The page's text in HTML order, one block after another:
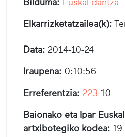
Elkarrizketatzailea(k):
Data: 2014-10-24
Iraupena: 0:10:56
Erreferentzia: 223-10
Baionako eta Ipar
artxibotegiko kodea: 19